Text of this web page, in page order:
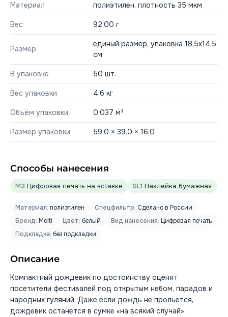
Материал полиэтилен, плотность 35 мкм
Вес 92.00 г
Размер
единый размер, упаковка 18,5х14,5
см
В упаковке 50 шт.
Вес упаковки 4,6 кг
Объём упаковки 0,037 м³
Размер упаковки 59.0 × 39.0 × 16.0
Способы нанесения
M3 Цифровая печать на вставке SL1 Наклейка бумажная
Материал: полиэтилен Спецфильтр: Сделано в России
Бренд: Molti Цвет: белый Вид нанесения: Цифровая печать
Подкладка: без подкладки
Описание
Компактный дождевик по достоинству оценят
посетители фестивалей под открытым небом, парадов и
народных гуляний. Даже если дождь не прольется,
дождевик останется в сумке «на всякий случай».